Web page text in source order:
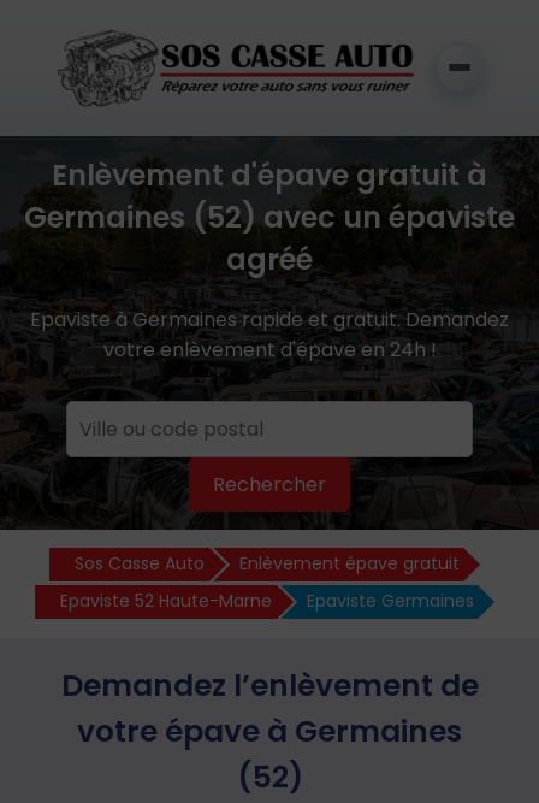
Enlèvement d'épave gratuit à
Germaines (52) avec un épaviste
agréé
Epaviste à Germaines rapide et gratuit. Demandez
votre enlèvement d'épave en 24h !
Rechercher
Sos Casse Auto
Enlèvement épave gratuit
Epaviste 52 Haute-Marne
Epaviste Germaines
Demandez l’enlèvement de
votre épave à Germaines
(52)